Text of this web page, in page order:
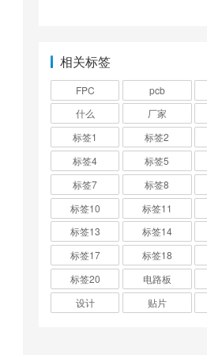
相关标签
FPC pcb
什么
厂家
标签1
标签2
标签4
标签5
标签7
标签8
标签10
标签11
标签13
标签14
标签17
标签18
标签20
电路板
设计
贴片